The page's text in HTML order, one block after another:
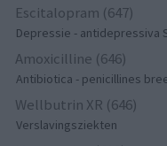
Escitalopram (647)
Depressie - antidepressiva
Amoxicilline (646)
Antibiotica - penicillines
Wellbutrin XR (646)
Verslavingsziekten